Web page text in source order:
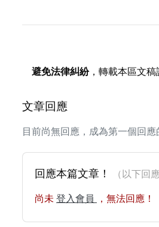
避免法律糾紛，轉載本區文稿
文章回應
目前尚無回應，成為第一個回應
回應本篇文章！ （以下回
尚未 登入會員 ，無法回應！